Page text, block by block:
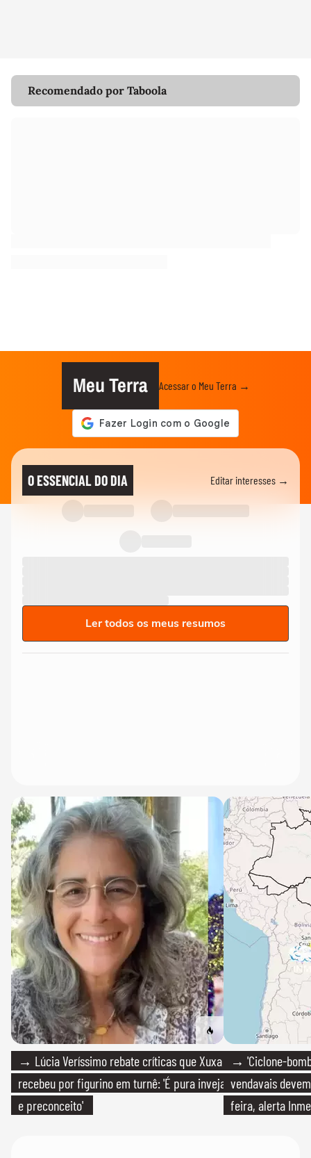
Recomendado por Taboola
Meu Terra Acessar o Meu Terra →
O ESSENCIAL DO DIA Editar interesses →
Ler todos os meus resumos
→ Lúcia Veríssimo rebate críticas que Xuxa
recebeu por figurino em turnê: 'É pura inveja
e preconceito'
→ 'Ciclone-
vendavais
feira, alerta